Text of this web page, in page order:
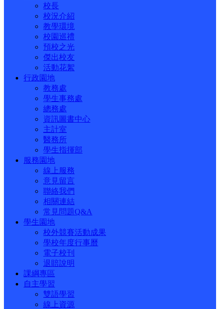
校長
校況介紹
教學環境
校園巡禮
預校之光
傑出校友
活動花絮
行政園地
教務處
學生事務處
總務處
資訊圖書中心
主計室
醫務所
學生指揮部
服務園地
線上服務
意見留言
聯絡我們
相關連結
常見問題Q&A
學生園地
校外競賽活動成果
學校年度行事曆
電子校刊
退賠說明
課綱專區
自主學習
雙語學習
線上資源